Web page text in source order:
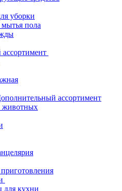
уборки
пола
ассортимент
животных
для кухни